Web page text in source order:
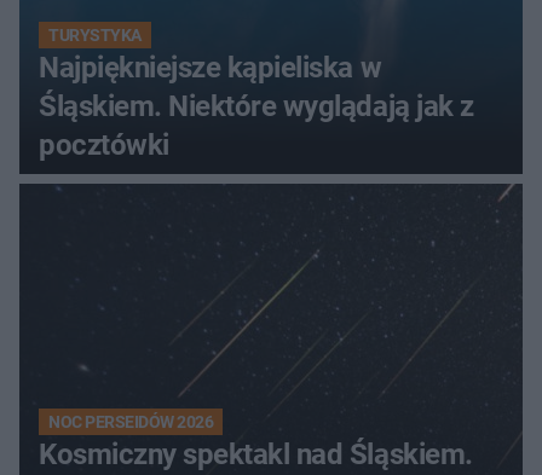
TURYSTYKA
Najpiękniejsze kąpieliska w
Śląskiem. Niektóre wyglądają jak z
pocztówki
NOC PERSEIDÓW 2026
Kosmiczny spektakl nad Śląskiem.